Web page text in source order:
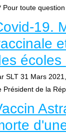
Pour toute
19.
écoles
SLT 31 Mars
Président de la